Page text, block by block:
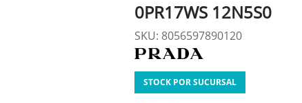
0PR17WS 12N5S0
SKU: 8056597890120
STOCK POR SUCURSAL